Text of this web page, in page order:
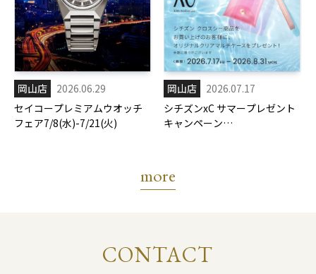
岡山店
2026.06.29
セイコープレミアムウオッチ
フェア7/8(水)-7/21(火)
岡山店
2026.07.17
シチズンxC サマープレゼント
キャンペーン
more
CONTACT